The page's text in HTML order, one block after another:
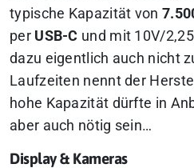
typische Kapazität von
per USB-C und mit 10V/
dazu eigentlich auch nicht
Laufzeiten nennt der
hohe Kapazität dürfte in
aber auch nötig sein…
Display & Kameras